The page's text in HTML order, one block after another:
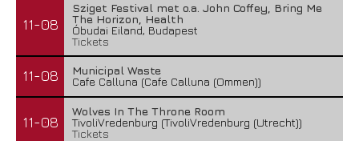
11-08
Sziget Festival met o.a. John Coffey, Bring Me
The Horizon, Health
Óbudai Eiland, Budapest
Tickets
11-08
Municipal Waste
Cafe Calluna (Cafe Calluna (Ommen))
11-08
Wolves In The Throne Room
TivoliVredenburg (TivoliVredenburg (Utrecht))
Tickets